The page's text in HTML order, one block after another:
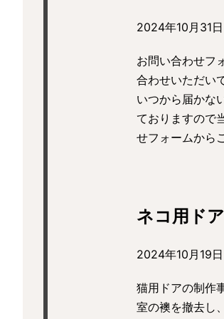
2024年10月31
お問い合わせフ
合わせいただい
いつから届かな
ておりますので
せフォームから
ネコ用ド
2024年10月19
猫用ドアの制
室の襖を撤去し